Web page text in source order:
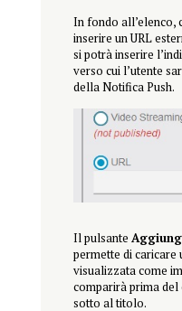
In fondo all’elenco,
inserire un URL
si potrà inserire
verso cui l’utente
della Notifica Push.
Il pulsante
permette di caricare
visualizzata come
comparirà prima
sotto al titolo.